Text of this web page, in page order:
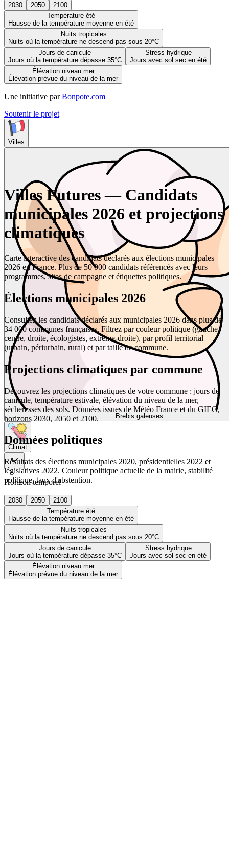
2030 2050
2100
Température été
Hausse de la température moyenne en été
Nuits tropicales
Nuits où la température ne descend pas sous 20°C
Jours de canicule
Jours où la température dépasse 35°C
Stress hydrique
Jours avec sol sec en été
Élévation niveau mer
Élévation prévue du niveau de la mer
Une initiative par Bonpote.com
Soutenir le projet
Villes
Brebis galeuses
Climat
Horizon temporel
2030 2050
2100
Température été
Hausse de la température moyenne en été
Nuits tropicales
Nuits où la température ne descend pas sous 20°C
Jours de canicule
Jours où la température dépasse 35°C
Stress hydrique
Jours avec sol sec en été
Élévation niveau mer
Élévation prévue du niveau de la mer
Villes Futures — Candidats
municipales 2026 et projections
climatiques
Carte interactive des candidats déclarés aux élections municipales
2026 en France. Plus de 50 000 candidats référencés avec leurs
programmes, sites de campagne et étiquettes politiques.
Élections municipales 2026
Consultez les candidats déclarés aux municipales 2026 dans plus de
34 000 communes françaises. Filtrez par couleur politique (gauche,
centre, droite, écologistes, extrême-droite), par profil territorial
(urbain, périurbain, rural) et par taille de commune.
Projections climatiques par commune
Découvrez les projections climatiques de votre commune : jours de
canicule, température estivale, élévation du niveau de la mer,
sécheresses des sols. Données issues de Météo France et du GIEC,
horizons 2030, 2050 et 2100.
Données politiques
Résultats des élections municipales 2020, présidentielles 2022 et
législatives 2022. Couleur politique actuelle de la mairie, stabilité
politique, taux d'abstention.